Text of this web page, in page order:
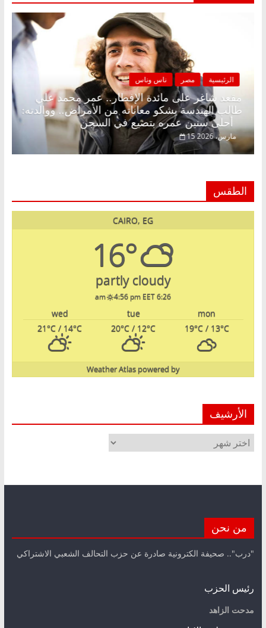
الرئيسية ناس وناس
مقعد شاغر على مائدة الإفطار.. عمر محمد علي
طالب الهندسة يشكو معاناته من الأمراض.. ووالدته:
أحلى سنين عمره بتضيع في السجن
15 مارس، 2026
الطقس
CAIRO, EG
16°
partly cloudy
6:26 am
4:56 pm EET
mon
tue
wed
19°C/ 13°C
20°C / 12°C
21°C / 14°C
powered by
Weather Atlas
الأرشيف
الأرشيف
من نحن
"درب".. صحيفة الكترونية صادرة عن حزب التحالف الشعبي الاشتراكي
رئيس الحزب
مدحت الزاهد